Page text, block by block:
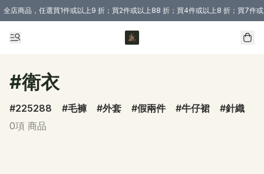
全店商品，任選買1件或以上9 折；買2件或以上88 折；買4件或以上8 折；買7件
購買 3 件商品或以上即享免運費優惠！（適用於 本地送貨、本地取貨 )
#衛衣
225288 毛褲 外套 假兩件 牛仔裙 針織
0項 商品